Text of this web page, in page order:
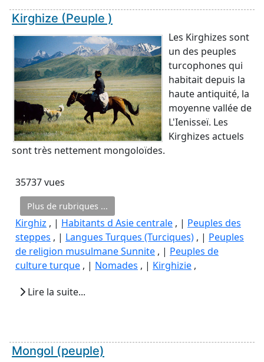
Kirghize (Peuple )
Les Kirghizes sont
un des peuples
turcophones qui
habitait depuis la
haute antiquité, la
moyenne vallée de
L'Ienisseï. Les
Kirghizes actuels
sont très nettement mongoloïdes.
35737 vues
Plus de rubriques ...
Kirghiz , | Habitants d Asie centrale , | Peuples des
steppes , | Langues Turques (Turciques) , | Peuples
de religion musulmane Sunnite , | Peuples de
culture turque , | Nomades , | Kirghizie ,
Lire la suite...
Mongol (peuple)